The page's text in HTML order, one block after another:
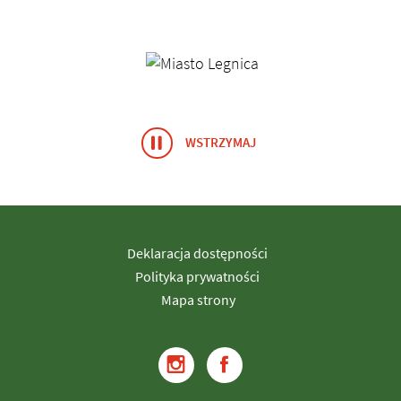
Banery/Logo
WSTRZYMAJ
Deklaracja dostępności
Polityka prywatności
Mapa strony
Przejdź doPrzejdź do